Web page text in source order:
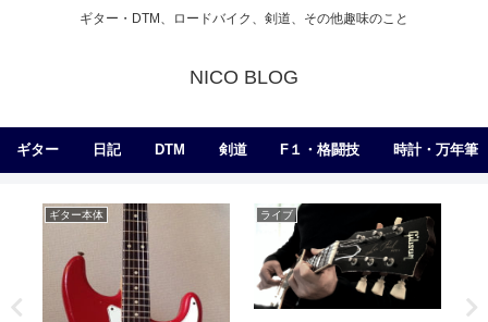
ギター・DTM、ロードバイク、剣道、その他趣味のこと
NICO BLOG
ギター 日記 DTM 剣道 F１・格闘技 時計・万年筆
ギター本体 ライブ